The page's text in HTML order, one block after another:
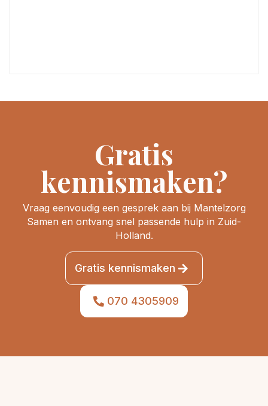
Gratis
kennismaken?
Vraag eenvoudig een gesprek aan bij Mantelzorg
Samen en ontvang snel passende hulp in Zuid-
Holland.
Gratis kennismaken
070 4305909